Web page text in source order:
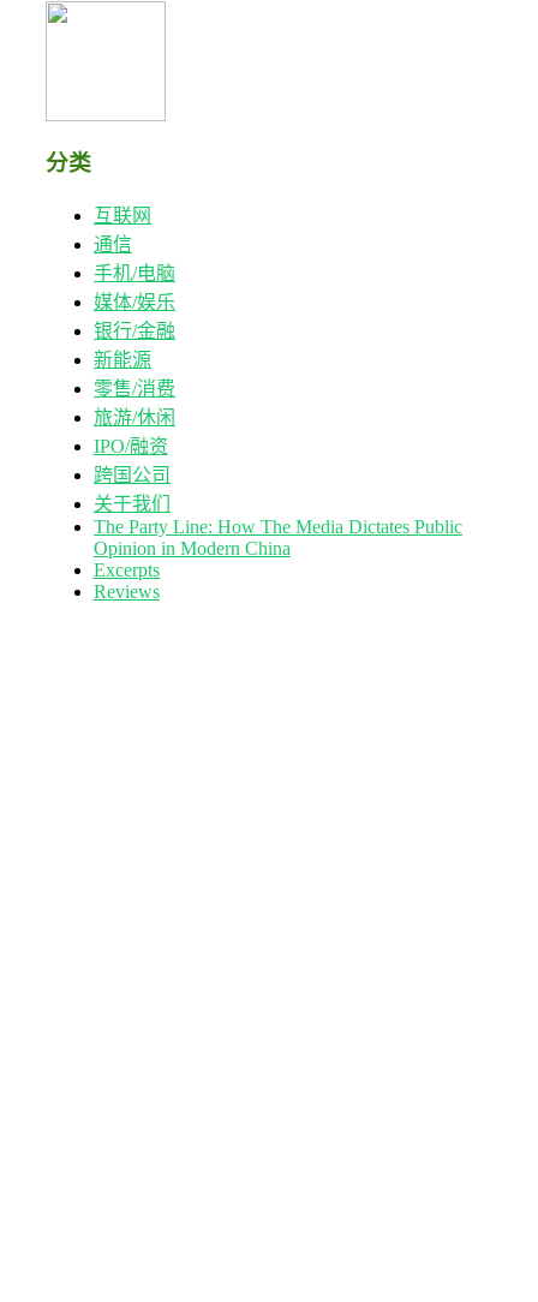
分类
互联网
通信
手机/电脑
媒体/娱乐
银行/金融
新能源
零售/消费
旅游/休闲
IPO/融资
跨国公司
关于我们
The Party Line: How The Media Dictates Public
Opinion in Modern China
Excerpts
Reviews